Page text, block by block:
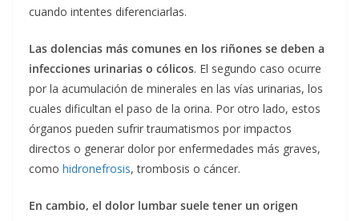
cuando intentes diferenciarlas.
Las dolencias más comunes en los riñones se deben a
infecciones urinarias o cólicos. El segundo caso ocurre
por la acumulación de minerales en las vías urinarias, los
cuales dificultan el paso de la orina. Por otro lado, estos
órganos pueden sufrir traumatismos por impactos
directos o generar dolor por enfermedades más graves,
como hidronefrosis, trombosis o cáncer.
En cambio, el dolor lumbar suele tener un origen